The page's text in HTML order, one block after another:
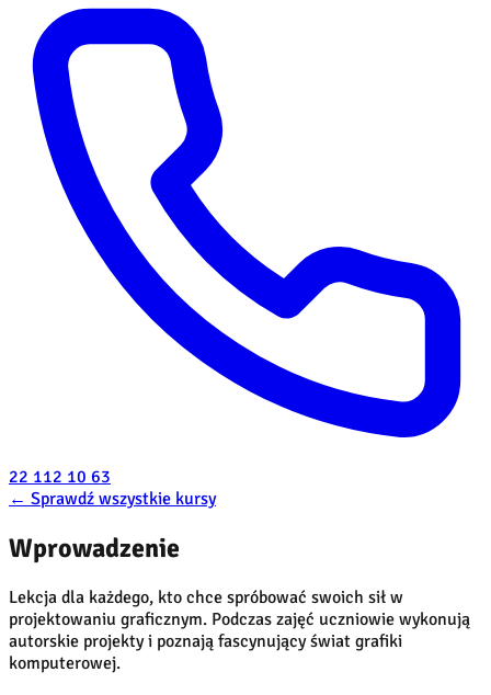
22 112 10 63
← Sprawdź wszystkie kursy
Wprowadzenie
Lekcja dla każdego, kto chce spróbować swoich sił w
projektowaniu graficznym. Podczas zajęć uczniowie wykonują
autorskie projekty i poznają fascynujący świat grafiki
komputerowej.